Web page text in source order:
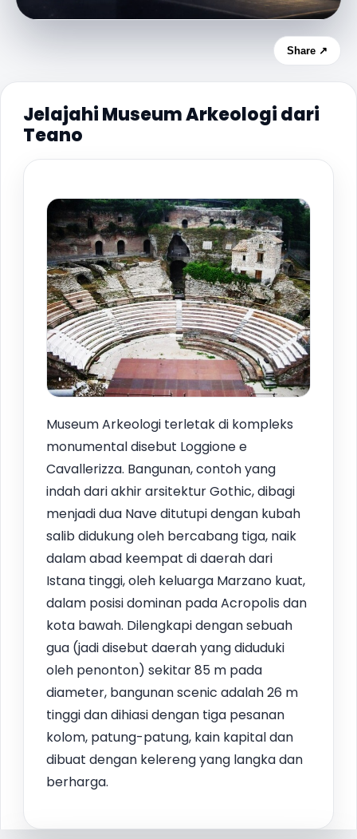
Share ↗
Jelajahi Museum Arkeologi dari
Teano
Museum Arkeologi terletak di kompleks
monumental disebut Loggione e
Cavallerizza. Bangunan, contoh yang
indah dari akhir arsitektur Gothic, dibagi
menjadi dua Nave ditutupi dengan kubah
salib didukung oleh bercabang tiga, naik
dalam abad keempat di daerah dari
Istana tinggi, oleh keluarga Marzano kuat,
dalam posisi dominan pada Acropolis dan
kota bawah. Dilengkapi dengan sebuah
gua (jadi disebut daerah yang diduduki
oleh penonton) sekitar 85 m pada
diameter, bangunan scenic adalah 26 m
tinggi dan dihiasi dengan tiga pesanan
kolom, patung-patung, kain kapital dan
dibuat dengan kelereng yang langka dan
berharga.